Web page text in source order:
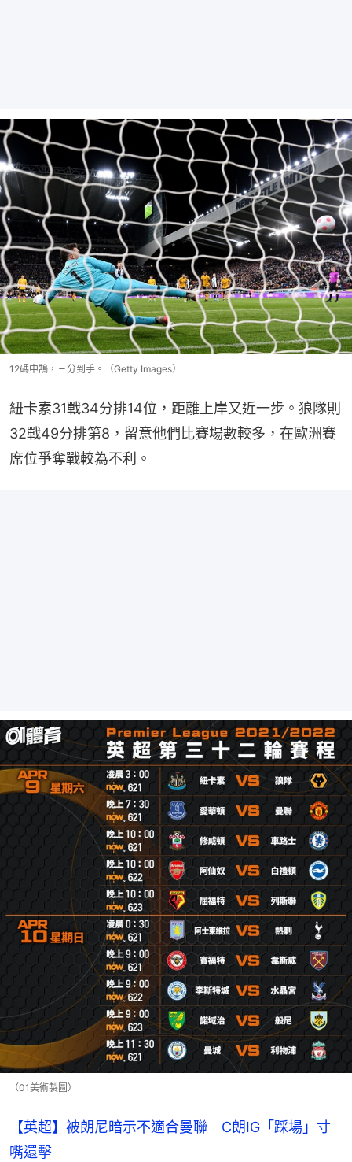
12碼中鵠，三分到手。（Getty Images）
紐卡素31戰34分排14位，距離上岸又近一步。狼隊則
32戰49分排第8，留意他們比賽場數較多，在歐洲賽
席位爭奪戰較為不利。
（01美術製圖）
【英超】被朗尼暗示不適合曼聯 C朗IG「踩場」寸
嘴還擊